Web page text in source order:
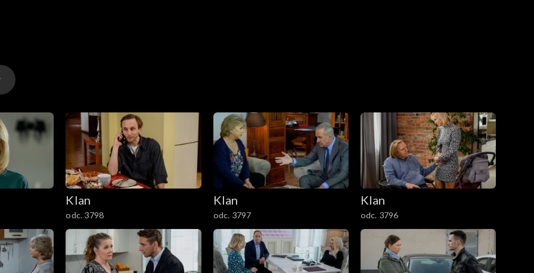
Elżbieta wybiera się do Wandy, żeby ocieplić atmosferę. Witold barwnie opowiada, jak zapowiada się
Klan
odc. 3798
Klan
odc. 3797
Klan
odc. 3796